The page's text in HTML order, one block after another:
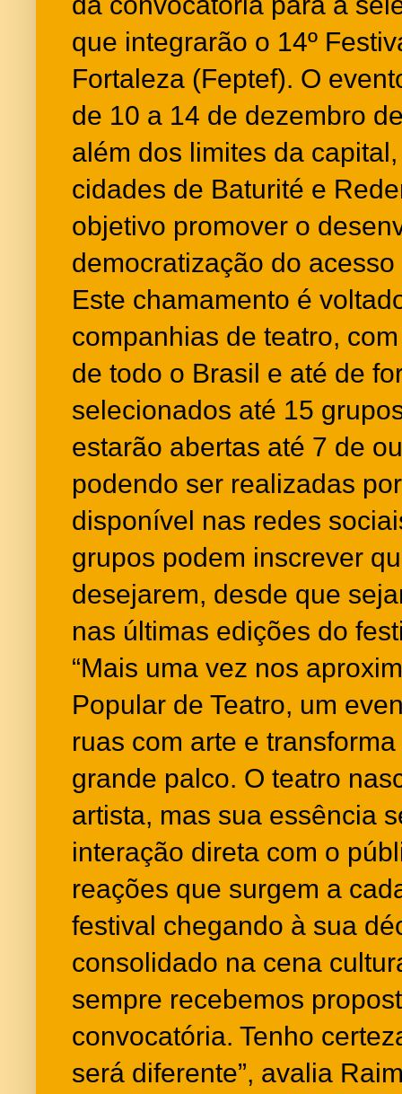
que integrarão o 14º
Fortaleza (Feptef). O
de 10 a 14 de dezembro
além dos limites da
cidades de Baturité e
objetivo promover o
democratização do acesso
Este chamamento é
companhias de teatro,
de todo o Brasil e até de
selecionados até 15
estarão abertas até 7 de
podendo ser realizadas
disponível nas redes
grupos podem inscrever
desejarem, desde que
nas últimas edições do
“Mais uma vez nos
Popular de Teatro, um
ruas com arte e
grande palco. O teatro
artista, mas sua essência
interação direta com o
reações que surgem a
festival chegando à sua
consolidado na cena
sempre recebemos
convocatória. Tenho
será diferente”, avalia